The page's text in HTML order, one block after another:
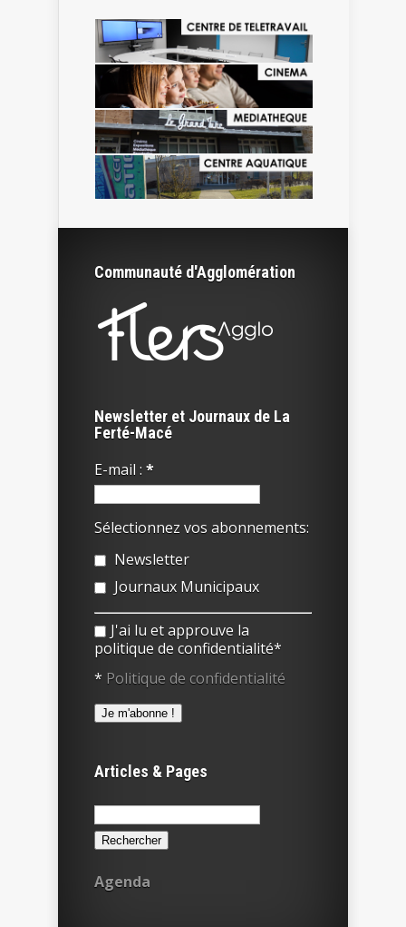
Communauté d'Agglomération
Newsletter et Journaux de La
Ferté-Macé
E-mail : *
Sélectionnez vos abonnements:
Newsletter
Journaux Municipaux
J'ai lu et approuve la
politique de confidentialité*
* Politique de confidentialité
Articles & Pages
Rechercher :
Agenda